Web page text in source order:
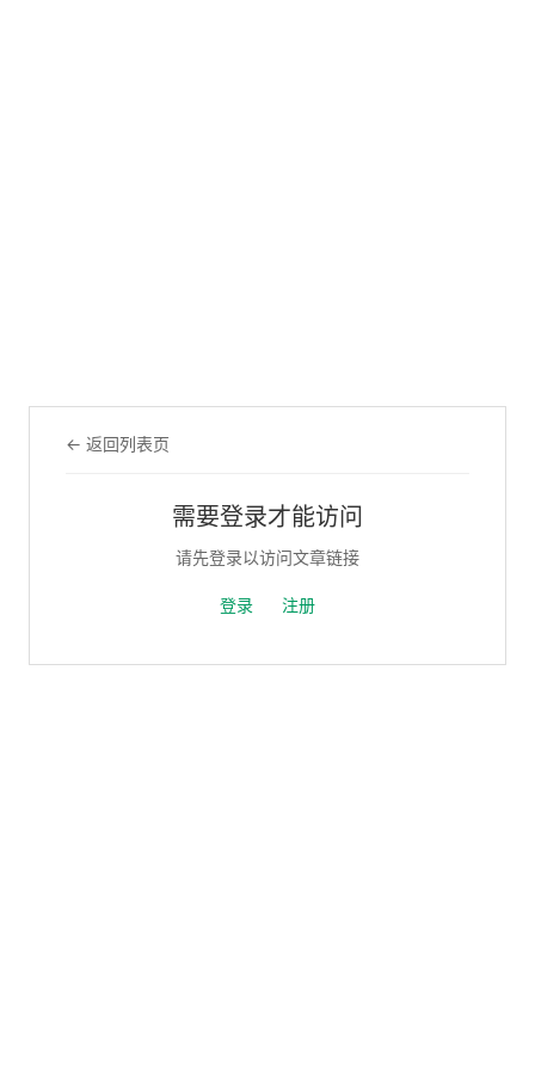
← 返回列表页
需要登录才能访问
请先登录以访问文章链接
登录 注册